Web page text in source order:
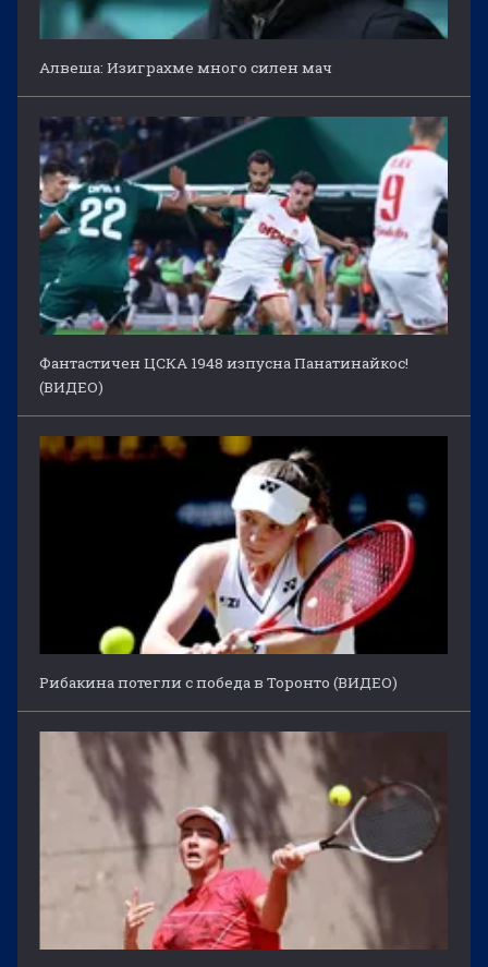
Алвеша: Изиграхме много силен мач
Фантастичен ЦСКА 1948 изпусна Панатинайкос!
(ВИДЕО)
Рибакина потегли с победа в Торонто (ВИДЕО)